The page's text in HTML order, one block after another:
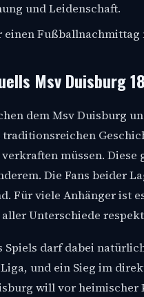
und Leidenschaft.
Fußballnachmittag
Msv Duisburg
dem Msv Duisburg
müssen.
Die Fans beider
Für viele Anhänger ist
Unterschiede
darf dabei
und ein Sieg im
will vor